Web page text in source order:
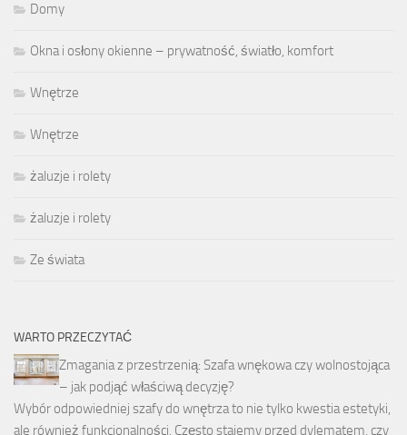
Domy
Okna i osłony okienne – prywatność, światło, komfort
Wnętrze
Wnętrze
żaluzje i rolety
żaluzje i rolety
Ze świata
WARTO PRZECZYTAĆ
Zmagania z przestrzenią: Szafa wnękowa czy wolnostojąca
– jak podjąć właściwą decyzję?
Wybór odpowiedniej szafy do wnętrza to nie tylko kwestia estetyki,
ale również funkcjonalności. Często stajemy przed dylematem, czy